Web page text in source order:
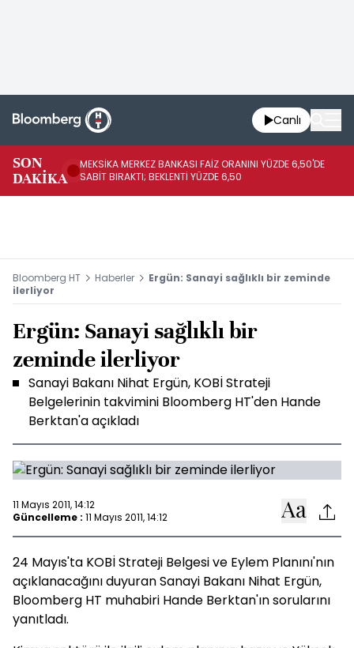
Canlı
SON
DAKİKA
MEKSİKA MERKEZ BANKASI FAİZ ORANINI YÜZDE 6,50'DE
SABİT BIRAKTI; BEKLENTİ YÜZDE 6,50
Bloomberg HT Haberler
Ergün: Sanayi sağlıklı bir zeminde
ilerliyor
Ergün: Sanayi sağlıklı bir
zeminde ilerliyor
Sanayi Bakanı Nihat Ergün, KOBİ Strateji
Belgelerinin takvimini Bloomberg HT'den Hande
Berktan'a açıkladı
11 Mayıs 2011, 14:12
Güncelleme : 11 Mayıs 2011, 14:12
24 Mayıs'ta KOBİ Strateji Belgesi ve Eylem Planını'nın
açıklanacağını duyuran Sanayi Bakanı Nihat Ergün,
Bloomberg HT muhabiri Hande Berktan'ın sorularını
yanıtladı.